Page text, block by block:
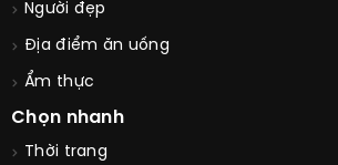
Người đẹp
Địa điểm ăn uống
Ẩm thực
Chọn nhanh
Thời trang